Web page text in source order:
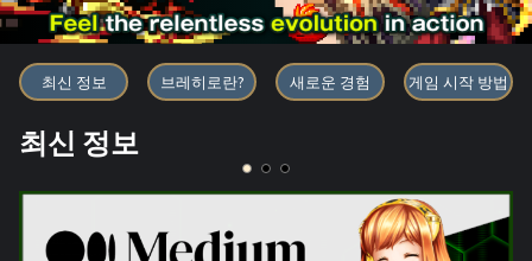
블록체인 게임 「BRAVE
최신 정보 브레히로란? 새로운 경험 게임 시작 방법
최신 정보